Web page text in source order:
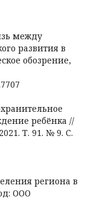
между
развития в
обозрение,
ребёнка //
Т. 91. № 9. С.
региона в
ООО